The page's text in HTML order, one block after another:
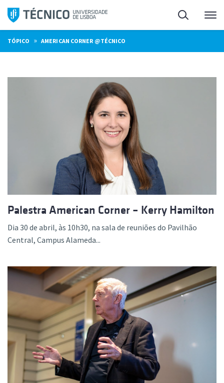
Saltar
para
o
conteúdo
Pesquisa
TÓPICO » AMERICAN CORNER @TÉCNICO
Palestra American Corner – Kerry Hamilton
Dia 30 de abril, às 10h30, na sala de reuniões do Pavilhão
Central, Campus Alameda...